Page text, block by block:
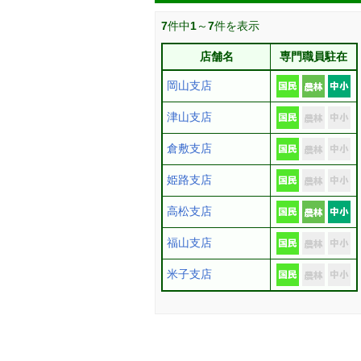
7件中1～7件を表示
店舗名 専門職員駐在
岡山支店
津山支店
倉敷支店
姫路支店
高松支店
福山支店
米子支店